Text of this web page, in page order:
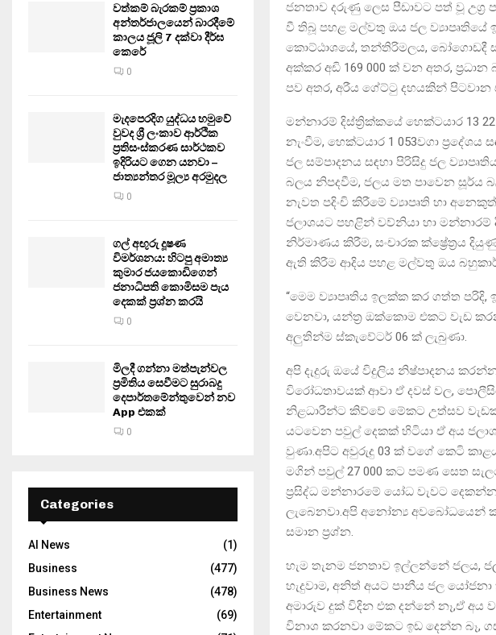
ජනතාව දරුණු ලෙස පීඩාවට පත් වූ උග්‍ර
වී තිබූ පහළ මල්වතු ඔය ජල ව්‍යාපෘතියේ
කොට්ඨාශයේ, තන්තිරිමලය, බෝගොඩදී
අක්කර අඩි 169 000 ක් වන අතර,
පව අතර, අරීය ගේට්ටු දහයකින් පිටවාන
මන්නාරම් දිස්ත්‍රික්කයේ හෙක්ටයාර 13
නැංවීම, හෙක්ටයාර 1 053වගා
ජල සම්පාදනය සඳහා පිරිසිදු ජල
බලය නිපදවීම, ජලය මත පාවෙන සූර්ය
නැවත පදිංචි කිරීමේ ව්‍යාපෘති හා
ජලාශයට පහළින් වව්නියා හා මන්නාරම්
නිර්මාණය කිරීම, සංචාරක ක්ෂ්‍රේත්‍රය
ඇති කිරීම ආදිය පහළ මල්වතු ඔය
“මෙම ව්‍යාපෘතිය ඉලක්ක කර ගත්ත
වෙනවා, යන්ත්‍ර ඔක්කොම එකට වැඩ
අලුතින්ම ස්කැවේටර් 06 ක් ලැබුණා.
අපි දැදුරු ඔයේ විදුලිය නිෂ්පාදනය
විරෝධතාවයක් ආවා ඒ දවස් වල,
නිළධාරීන්ට කිව්වේ මේකට උත්සව
යටවෙන පවුල් දෙකක් හිටියා ඒ අය
වුණා.අපිට අවුරුදු 03 ක් වගේ කෙටි
මගින් පවුල් 27 000 කට පමණ සෙත
ප්‍රසිද්ධ මන්නාරමේ යෝධ වැවට
ලැබෙනවා.අපි අනෝන්‍ය අවබෝධයෙන්
සමාන ප්‍රශ්න.
හැම තැනම ජනතාව ඉල්ලන්නේ ජලය,
හැදුවාම, අනිත් අයට පානීය ජල යෝජනා
අමාරුව දුක් විදින එක දන්නේ නෑ,ඒ අය
විනාශ කරනවා මේකට ඉඩ දෙන්න බෑ,
වත්කම් බැරකම් ප්‍රකාශ
අන්තර්ජාලයෙන් බාරදීමේ
කාලය ජූලි 7 දක්වා දීර්ඝ
කෙරේ
0
මැදපෙරදිග යුද්ධය හමුවේ
වුවද ශ්‍රී ලංකාව ආර්ථික
ප්‍රතිසංස්කරණ සාර්ථකව
ඉදිරියට ගෙන යනවා –
ජාත්‍යන්තර මූල්‍ය අරමුදල
0
ගල් අඟුරු දූෂණ
විමර්ශනය: හිටපු අමාත්‍ය
කුමාර ජයකොඩිගෙන්
ජනාධිපති කොමිසම පැය
දෙකක් ප්‍රශ්න කරයි
0
මිලදී ගන්නා මත්පැන්වල
ප්‍රමිතිය සෙවීමට සුරාබදු
දෙපාර්තමේන්තුවෙන් නව
App එකක්
0
Categories
AI News
(1)
Business
(477)
Business News
(478)
Entertainment
(69)